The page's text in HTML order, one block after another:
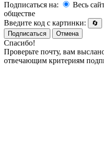
Подписаться на:
Весь
обществе
Введите код с картинки:
🔄
Подписаться
Отмена
Спасибо!
Проверьте почту, вам
отвечающим критериям